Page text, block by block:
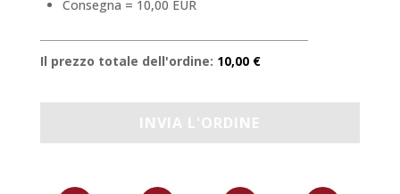
Consegna = 10,00 EUR
Il prezzo totale dell'ordine: 10,00 €